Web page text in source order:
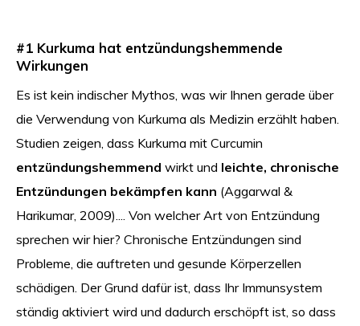
#1 Kurkuma hat entzündungshemmende
Wirkungen
Es ist kein indischer Mythos, was wir Ihnen gerade über
die Verwendung von Kurkuma als Medizin erzählt haben.
Studien zeigen, dass Kurkuma mit Curcumin
entzündungshemmend wirkt und leichte, chronische
Entzündungen bekämpfen kann (Aggarwal &
Harikumar, 2009).... Von welcher Art von Entzündung
sprechen wir hier? Chronische Entzündungen sind
Probleme, die auftreten und gesunde Körperzellen
schädigen. Der Grund dafür ist, dass Ihr Immunsystem
ständig aktiviert wird und dadurch erschöpft ist, so dass